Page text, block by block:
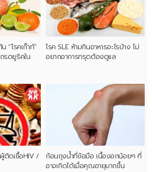
“โรคเก๊าท์”
รดยูริคใน
โรค SLE ห้ามกินอาหารอะไรบ้าง ไม่
อยากอาการทรุดต้องดูแล
ติดเชื้อHIV /
ก้อนถุงน้ำที่ข้อมือ เนื้องอกน้อยๆ ที่
อาจเกิดได้เมื่อคุณอายุมากขึ้น